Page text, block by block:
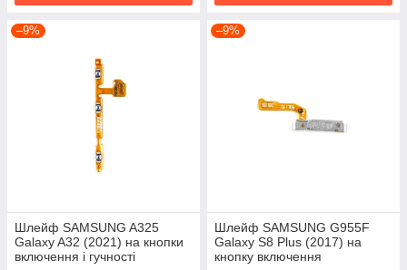
–9%
Шлейф SAMSUNG A325
Galaxy A32 (2021) на кнопки
включення і гучності
–9%
Шлейф SAMSUNG G955F
Galaxy S8 Plus (2017) на
кнопку включення